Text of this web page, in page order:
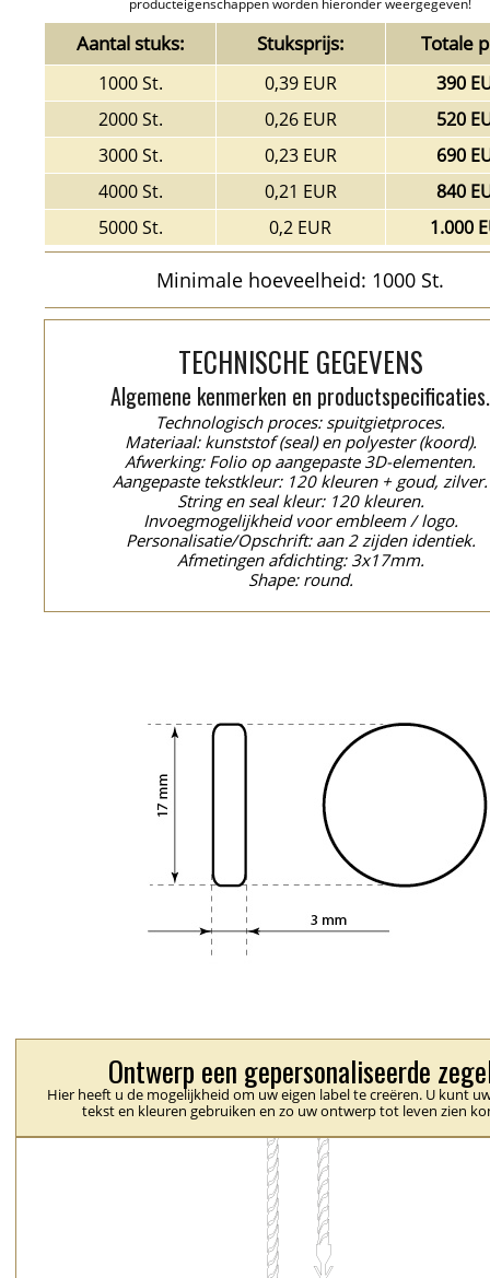
producteigenschappen worden hieronder weergegeven!
Aantal stuks: Stuksprijs: Totale
1000 St. 0,39 EUR
390
2000 St.
0,26 EUR
520
3000 St.
0,23 EUR
690
4000 St.
0,21 EUR
840
5000 St.
0,2 EUR 1.000
Minimale hoeveelheid: 1000 St.
TECHNISCHE GEGEVENS
Algemene kenmerken en productspecificaties.
Technologisch proces: spuitgietproces.
Materiaal: kunststof (seal) en polyester (koord).
Afwerking: Folio op aangepaste 3D-elementen.
Aangepaste tekstkleur: 120 kleuren + goud, zilver.
String en seal kleur: 120 kleuren.
Invoegmogelijkheid voor embleem / logo.
Personalisatie/Opschrift: aan 2 zijden identiek.
Afmetingen afdichting: 3x17mm.
Shape: round.
Ontwerp een gepersonaliseerde
Hier heeft u de mogelijkheid om uw eigen label te creëren. U kunt
tekst en kleuren gebruiken en zo uw ontwerp tot leven zien